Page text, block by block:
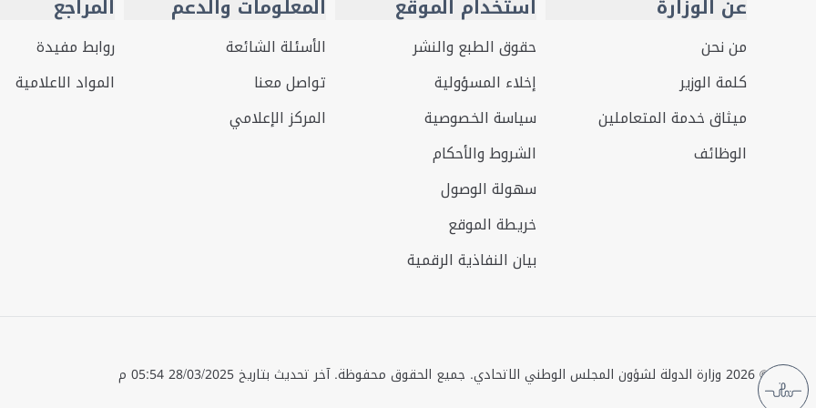
عن الوزارة
من نحن
كلمة الوزير
ميثاق خدمة المتعاملين
الوظائف
استخدام الموقع
حقوق الطبع والنشر
إخلاء المسؤولية
سياسة الخصوصية
الشروط والأحكام
سهولة الوصول
خريطة الموقع
بيان النفاذية الرقمية
المعلومات والدعم
الأسئلة الشائعة
تواصل معنا
المركز الإعلامي
المراجع
روابط مفيدة
المواد الاعلامية
©
2026 وزارة الدولة لشؤون المجلس الوطني الاتحادي. جميع الحقوق محفوظة.آخر تحديث بتاريخ28/03/2025 05:54 م